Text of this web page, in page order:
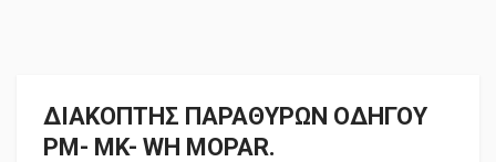
ΔΙΑΚΟΠΤΗΣ ΠΑΡΑΘΥΡΩΝ ΟΔΗΓΟΥ
PM- MK- WH MOPAR.